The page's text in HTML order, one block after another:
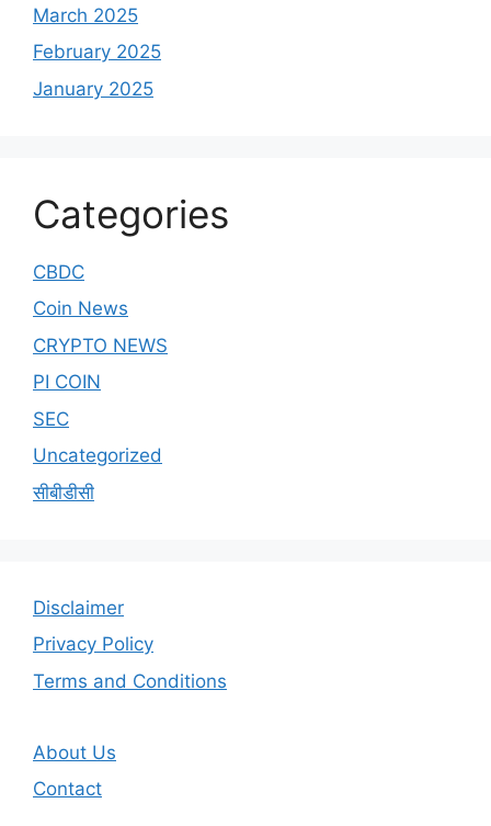
March 2025
February 2025
January 2025
Categories
CBDC
Coin News
CRYPTO NEWS
PI COIN
SEC
Uncategorized
सीबीडीसी
Disclaimer
Privacy Policy
Terms and Conditions
About Us
Contact